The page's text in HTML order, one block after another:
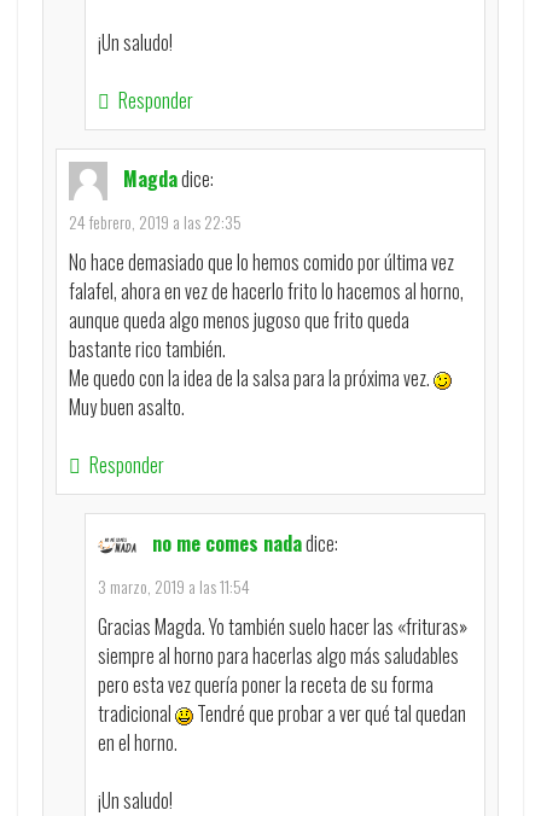
¡Un saludo!
Responder
Magdadice:
24 febrero, 2019 a las 22:35
No hace demasiado que lo hemos comido por última vez
falafel, ahora en vez de hacerlo frito lo hacemos al horno,
aunque queda algo menos jugoso que frito queda
bastante rico también.
Me quedo con la idea de la salsa para la próxima vez.
Muy buen asalto.
Responder
no me comes nadadice:
3 marzo, 2019 a las 11:54
Gracias Magda. Yo también suelo hacer las «frituras»
siempre al horno para hacerlas algo más saludables
pero esta vez quería poner la receta de su forma
tradicional
Tendré que probar a ver qué tal quedan
en el horno.
¡Un saludo!